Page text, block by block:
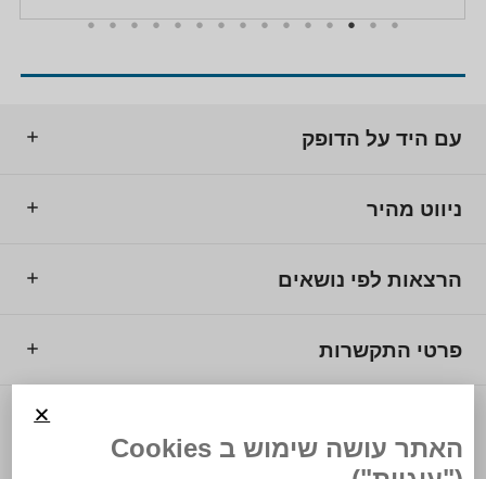
עם היד על הדופק
ניווט מהיר
הרצאות לפי נושאים
פרטי התקשרות
האתר עושה שימוש ב Cookies